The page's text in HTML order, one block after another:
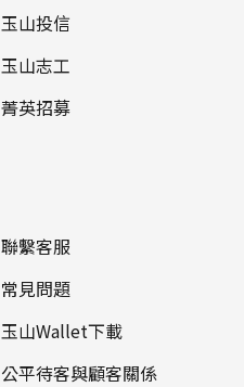
玉山投信
玉山志工
菁英招募
聯繫客服
常見問題
玉山Wallet下載
公平待客與顧客關係